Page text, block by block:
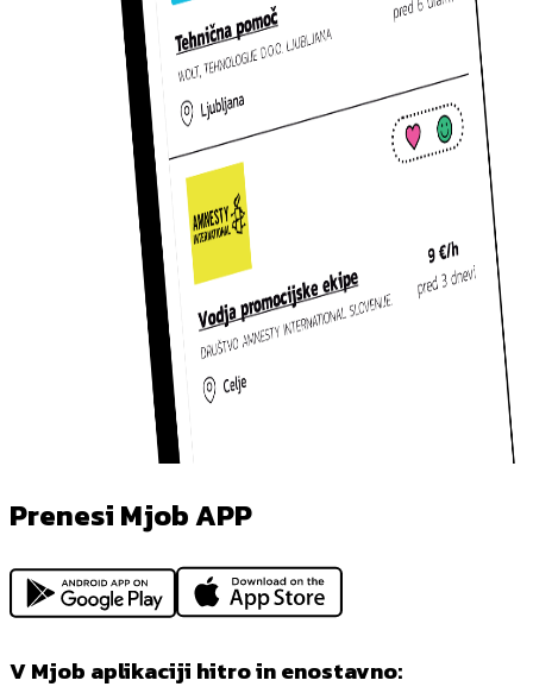
Prenesi Mjob APP
V Mjob aplikaciji hitro in enostavno: